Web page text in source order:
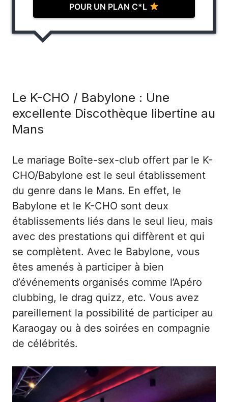
POUR UN PLAN C*L
Le K-CHO / Babylone : Une
excellente Discothèque libertine au
Mans
Le mariage Boîte-sex-club offert par le K-
CHO/Babylone est le seul établissement
du genre dans le Mans. En effet, le
Babylone et le K-CHO sont deux
établissements liés dans le seul lieu, mais
avec des prestations qui diffèrent et qui
se complètent. Avec le Babylone, vous
êtes amenés à participer à bien
d’événements organisés comme l’Apéro
clubbing, le drag quizz, etc. Vous avez
pareillement la possibilité de participer au
Karaogay ou à des soirées en compagnie
de célébrités.